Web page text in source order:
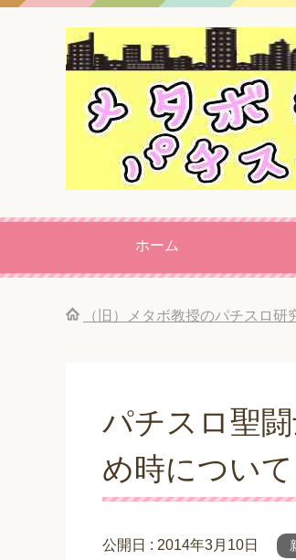
ホーム
（旧）メタボ教授のパチスロ研
パチスロ聖
め時について
公開日 : 2014年3月10日